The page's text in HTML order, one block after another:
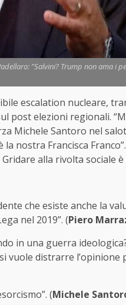
"Salvini? Trump non ama i
escalation nucleare,
post elezioni regionali.
Michele Santoro nel
nostra Francisca
alla rivolta sociale
che esiste anche la
nel 2019”. (Piero
in una guerra
vuole distrarre l’opinione
(Michele